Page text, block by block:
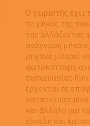
Ο χειριστής
το μήκος της
της αλλάζοντας
ανάγνωση
μηχανή μπορεί
φωτοκύτταρο
συσκευασίας
έρχονται σε
κατασκευασμένα
κατάλληλο για
εύκολη και